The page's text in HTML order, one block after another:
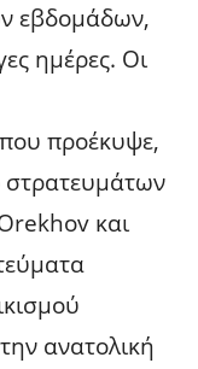
εβδομάδων,
ημέρες. Οι
προέκυψε,
και
ανατολική